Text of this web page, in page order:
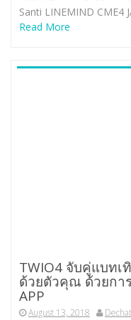
Santi LINEMIND CME4
Read More
TWIO4 จับคู่แบทเ
ด้วยตัวคุณ ด้วยการ
APP
August 13, 2018